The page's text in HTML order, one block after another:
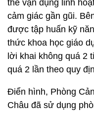
thể vận dụng linh
cảm giác gần gũi.
được tập huấn kỹ
thức khoa học giáo
lời khai không quá 2
quá 2 lần theo quy
Điển hình, Phòng
Châu đã sử dụng